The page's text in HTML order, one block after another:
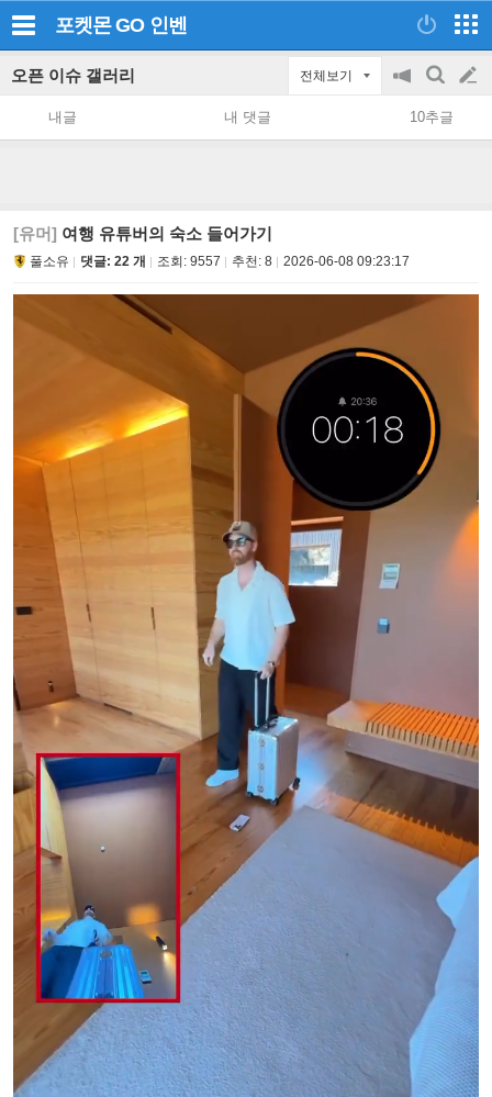
포켓몬 GO 인벤
오픈 이슈 갤러리 전체보기
공
지
on/off
검
색
글
쓰
내글 내 댓글 10추글
[유머] 여행 유튜버의 숙소 들어가기
풀소유 댓글: 22 개 조회: 9557 추천: 8 2026-06-08 09:23:17